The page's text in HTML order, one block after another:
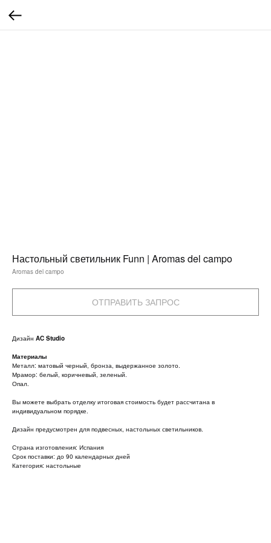
Настольный светильник Funn | Aromas del campo
Aromas del campo
ОТПРАВИТЬ ЗАПРОС
Дизайн AC Studio
Материалы
Металл: матовый черный, бронза, выдержанное золото.
Мрамор: белый, коричневый, зеленый.
Опал.
Вы можете выбрать отделку итоговая стоимость будет рассчитана в
индивидуальном порядке.
Дизайн предусмотрен для подвесных, настольных светильников.
Страна изготовления: Испания
Срок поставки: до 90 календарных дней
Категория: настольные